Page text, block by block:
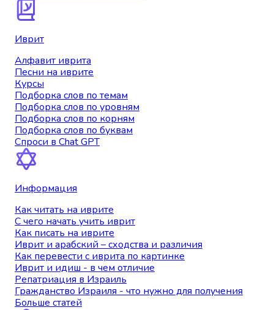
Иврит
Алфавит иврита
Песни на иврите
Курсы
Подборка слов по темам
Подборка слов по уровням
Подборка слов по корням
Подборка слов по буквам
Спроси в Chat GPT
Информация
Как читать на иврите
С чего начать учить иврит
Как писать на иврите
Иврит и арабский – сходства и различия
Как перевести с иврита по картинке
Иврит и идиш - в чем отличие
Репатриация в Израиль
Гражданство Израиля - что нужно для получения
Больше статей